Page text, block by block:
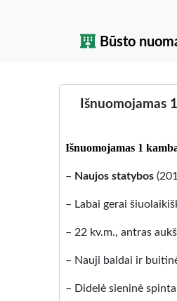
Būsto
Išnuomojamas
Išnuomojamas 1
– Naujos statybos
– Labai gerai
– 22 kv.m., antras
– Nauji baldai ir
– Didelė sieninė